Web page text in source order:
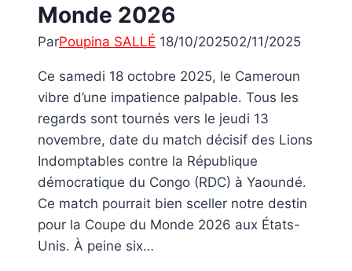
Monde 2026
ParPoupina SALLÉ 18/10/202502/11/2025
Ce samedi 18 octobre 2025, le Cameroun
vibre d’une impatience palpable. Tous les
regards sont tournés vers le jeudi 13
novembre, date du match décisif des Lions
Indomptables contre la République
démocratique du Congo (RDC) à Yaoundé.
Ce match pourrait bien sceller notre destin
pour la Coupe du Monde 2026 aux États-
Unis. À peine six…